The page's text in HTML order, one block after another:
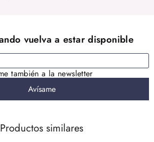
Productos similares